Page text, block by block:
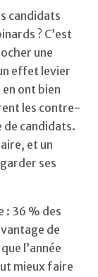
candidats
? C’est
une
effet levier
ont bien
les contre-
de candidats.
et un
ses
: 36 % des
de
l’année
mieux faire